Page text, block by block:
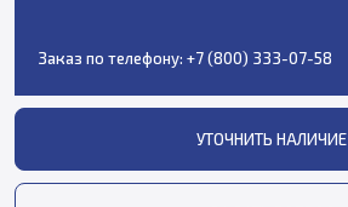
Заказ по телефону: +7 (800) 333-07-58
УТОЧНИТЬ НАЛИЧИЕ